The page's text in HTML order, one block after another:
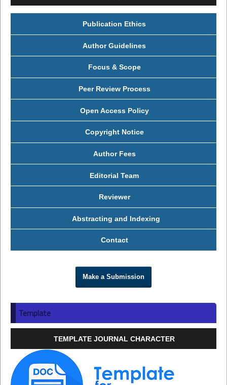
Publication Ethics
Author Guidelines
Focus & Scope
Peer Review Process
Open Access Policy
Copyright Notice
Author Fees
Editorial Team
Reviewer
Abstracting and Indexing
Contact
Make a Submission
Template
TEMPLATE JOURNAL CHARACTER